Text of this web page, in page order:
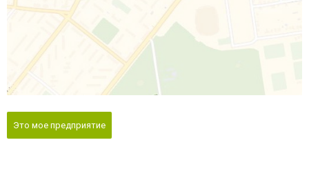
Это мое предприятие